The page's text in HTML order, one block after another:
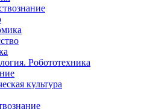
Робототехника
культура